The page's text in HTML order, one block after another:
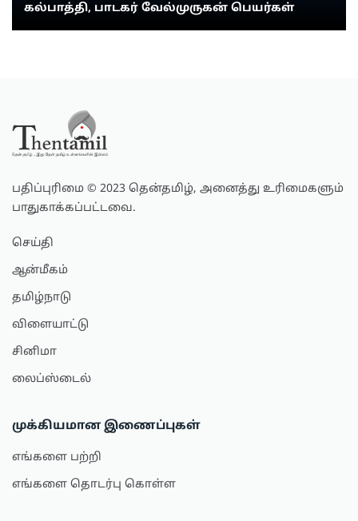
கல்பாத்தி, பாடகர் வேல்முருகன் பெயர்கள்
பதிப்புரிமை © 2023 தென்தமிழ், அனைத்து உரிமைகளும்
பாதுகாக்கப்பட்டவை.
செய்தி
ஆன்மீகம்
தமிழ்நாடு
விளையாட்டு
சினிமா
லைப்ஸ்டைல்
முக்கியமான இணைப்புகள்
எங்களை பற்றி
எங்களை தொடர்பு கொள்ள